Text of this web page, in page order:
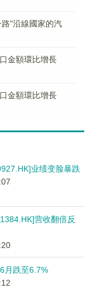
"沿線國家的汽
金額環比增長
金額環比增長
业绩变脸暴跌
营收翻倍反
月跌至6.7%